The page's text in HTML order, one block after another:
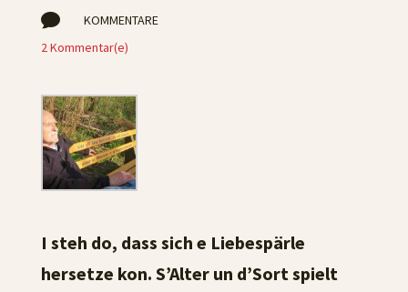

KOMMENTARE
2 Kommentar(e)
I steh do, dass sich e Liebespärle
hersetze kon. S’Alter un d’Sort spielt